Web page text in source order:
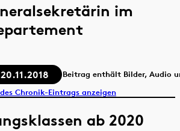
im
20.11.2018
Beitrag enthält Bilder, Audio
Chronik-Eintrags anzeigen
ab 2020